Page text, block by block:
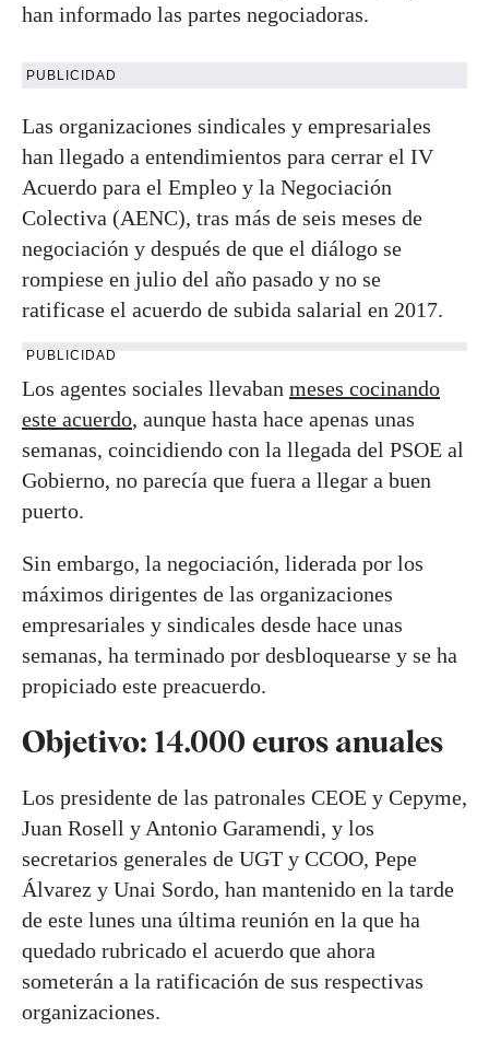
han informado las partes negociadoras.
PUBLICIDAD
Las organizaciones sindicales y empresariales
han llegado a entendimientos para cerrar el IV
Acuerdo para el Empleo y la Negociación
Colectiva (AENC), tras más de seis meses de
negociación y después de que el diálogo se
rompiese en julio del año pasado y no se
ratificase el acuerdo de subida salarial en 2017.
PUBLICIDAD
Los agentes sociales llevaban meses cocinando
este acuerdo, aunque hasta hace apenas unas
semanas, coincidiendo con la llegada del PSOE al
Gobierno, no parecía que fuera a llegar a buen
puerto.
Sin embargo, la negociación, liderada por los
máximos dirigentes de las organizaciones
empresariales y sindicales desde hace unas
semanas, ha terminado por desbloquearse y se ha
propiciado este preacuerdo.
Objetivo: 14.000 euros anuales
Los presidente de las patronales CEOE y Cepyme,
Juan Rosell y Antonio Garamendi, y los
secretarios generales de UGT y CCOO, Pepe
Álvarez y Unai Sordo, han mantenido en la tarde
de este lunes una última reunión en la que ha
quedado rubricado el acuerdo que ahora
someterán a la ratificación de sus respectivas
organizaciones.